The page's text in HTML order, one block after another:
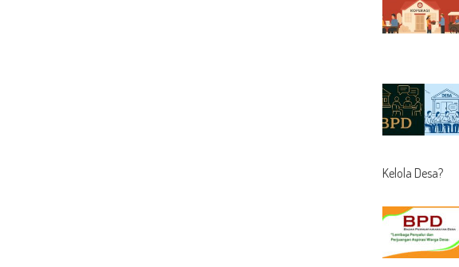
Kelola Desa?